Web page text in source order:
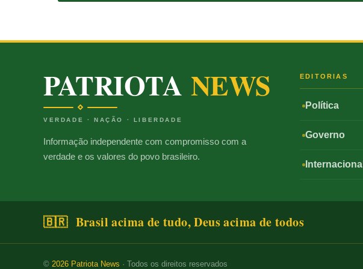
PATRIOTA NEWS
VERDADE · NAÇÃO · LIBERDADE
Informação independente com compromisso com a
verdade e os valores do povo brasileiro.
EDITORIAS
Política
Governo
Internacional
🇧🇷 Brasil acima de tudo, Deus acima de todos
© 2026 Patriota News · Todos os direitos reservados